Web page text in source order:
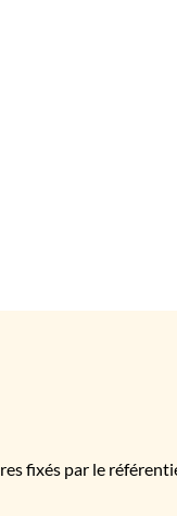
fixés par le